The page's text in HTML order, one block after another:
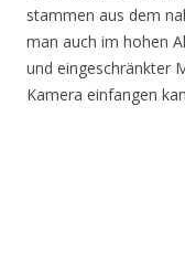
stammen aus dem
man auch im hohen
und eingeschränkter
Kamera einfangen